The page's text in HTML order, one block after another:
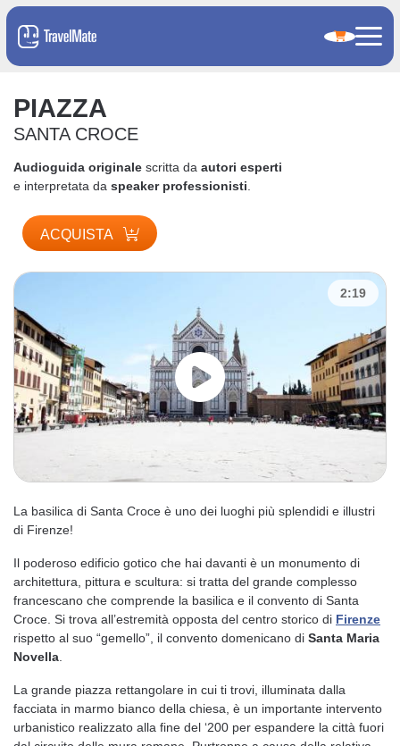
PIAZZA
SANTA CROCE
Audioguida originale scritta da autori esperti
e interpretata da speaker professionisti
ACQUISTA
2:19
La basilica di Santa Croce è uno dei luoghi più splendidi e illustri
di Firenze!
Il poderoso edificio gotico che hai davanti è un monumento di
architettura, pittura e scultura: si tratta del grande complesso
francescano che comprende la basilica e il convento di Santa
Croce. Si trova all’estremità opposta del centro storico di Firenze
rispetto al suo “gemello”, il convento domenicano di Santa Maria
Novella
La grande piazza rettangolare in cui ti trovi, illuminata dalla
facciata in marmo bianco della chiesa, è un importante intervento
urbanistico realizzato alla fine del ‘200 per espandere la città fuori